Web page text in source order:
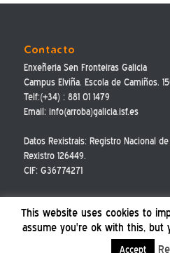
Contacto
Enxeñeria Sen Fronteiras Galicia
Campus Elviña. Escola de Camiños.
Telf:(+34) : 881 01 1479
Email: info(arroba)galicia.isf.es
Datos Rexistrais: Registro Nacional
Rexistro 126449.
CIF: G36774271
This website uses cookies to
assume you're ok with this, but
Accept